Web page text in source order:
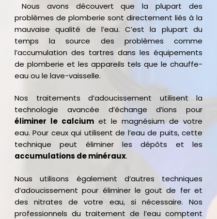
Nous avons découvert que la plupart des
problèmes de plomberie sont directement liés à la
mauvaise qualité de l’eau. C’est la plupart du
temps la source des problèmes comme
l’accumulation des tartres dans les équipements
de plomberie et les appareils tels que le chauffe-
eau ou le lave-vaisselle.
Nos traitements d’adoucissement utilisent la
technologie avancée d’échange d’ions pour
éliminer le calcium et le magnésium de votre
eau. Pour ceux qui utilisent de l’eau de puits, cette
technique peut éliminer les dépôts et les
accumulations de minéraux.
Nous utilisons également d’autres techniques
d’adoucissement pour éliminer le gout de fer et
des nitrates de votre eau, si nécessaire. Nos
professionnels du traitement de l’eau comptent